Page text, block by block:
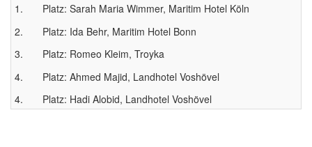
1. Platz: Sarah Maria Wimmer, Maritim Hotel Köln
2. Platz: Ida Behr, Maritim Hotel Bonn
3. Platz: Romeo Kleim, Troyka
4. Platz: Ahmed Majid, Landhotel Voshövel
4. Platz: Hadi Alobid, Landhotel Voshövel